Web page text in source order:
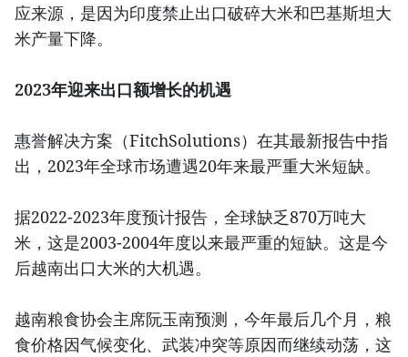
应来源，是因为印度禁止出口破碎大米和巴基斯坦大
米产量下降。
2023年迎来出口额增长的机遇
惠誉解决方案（FitchSolutions）在其最新报告中指
出，2023年全球市场遭遇20年来最严重大米短缺。
据2022-2023年度预计报告，全球缺乏870万吨大
米，这是2003-2004年度以来最严重的短缺。这是今
后越南出口大米的大机遇。
越南粮食协会主席阮玉南预测，今年最后几个月，粮
食价格因气候变化、武装冲突等原因而继续动荡，这